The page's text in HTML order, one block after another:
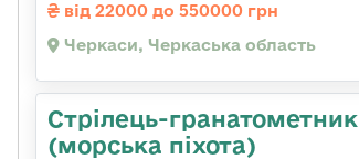
від 22000 до 550000 грн
Черкаси, Черкаська область
Стрілець-гранатометник
(морська піхота)